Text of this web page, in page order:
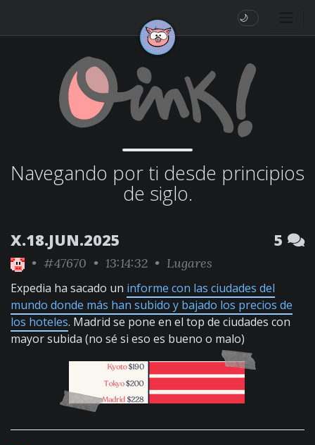
🌙
Navegando por ti desde principios
de siglo.
X.18.JUN.2025 5
• #47670 • 13:14:32 • Lugares
Expedia ha sacado un informe con las ciudades del
mundo donde más han subido y bajado los precios de
los hoteles. Madrid se pone en el top de ciudades con
mayor subida (no sé si eso es bueno o malo)